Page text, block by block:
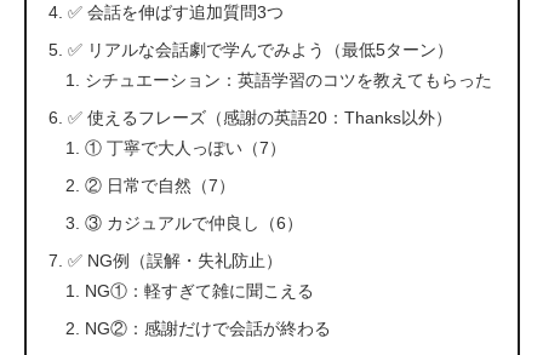
✅ 会話を伸ばす追加質問3つ
✅ リアルな会話劇で学んでみよう（最低5ターン）
シチュエーション：英語学習のコツを教えてもらった
✅ 使えるフレーズ（感謝の英語20：Thanks以外）
① 丁寧で大人っぽい（7）
② 日常で自然（7）
③ カジュアルで仲良し（6）
✅ NG例（誤解・失礼防止）
NG①：軽すぎて雑に聞こえる
NG②：感謝だけで会話が終わる